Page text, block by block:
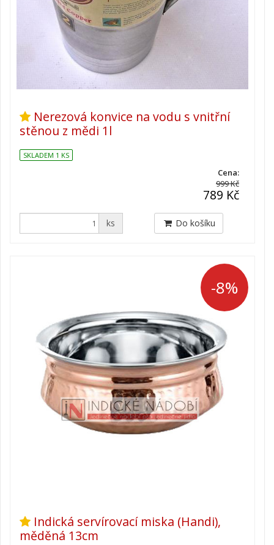
Nerezová konvice na vodu s vnitřní
stěnou z mědi 1l
SKLADEM 1 KS
Cena:
999 Kč
789 Kč
ks Do košíku
-8%
Indická servírovací miska (Handi),
měděná 13cm